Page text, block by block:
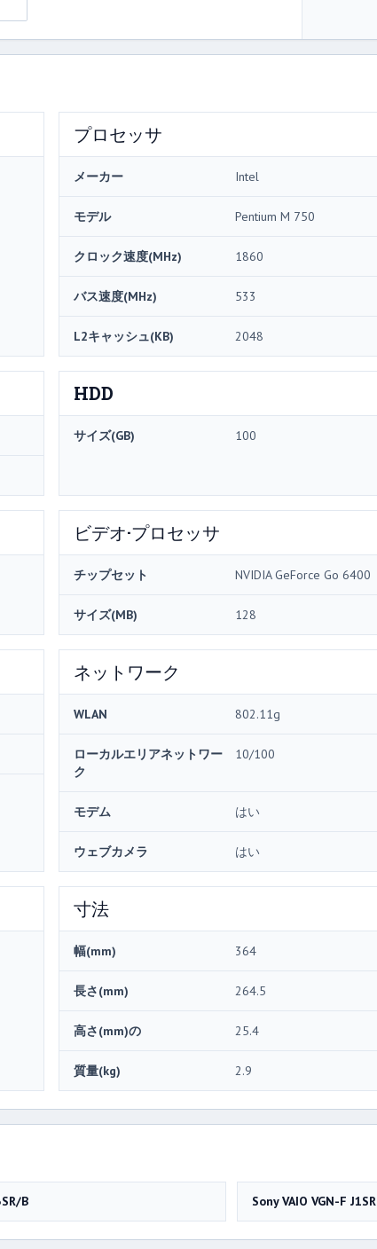
プロセッサ
メーカー Intel
モデル Pentium M 750
クロック速度(MHz) 1860
バス速度(MHz) 533
L2キャッシュ(KB) 2048
HDD
サイズ(GB) 100
ビデオ·プロセッサ
チップセット NVIDIA GeForce Go 6400
サイズ(MB) 128
ネットワーク
WLAN 802.11g
ローカルエリアネットワー
ク
10/100
モデム はい
ウェブカメラ はい
寸法
幅(mm) 364
長さ(mm) 264.5
高さ(mm)の 25.4
質量(kg) 2.9
B Sony VAIO VGN-F J1SR